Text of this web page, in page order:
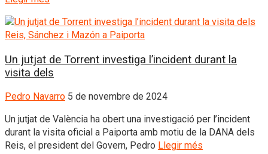
Un jutjat de Torrent investiga l’incident durant la
visita dels
Pedro Navarro 5 de novembre de 2024
Un jutjat de València ha obert una investigació per l’incident
durant la visita oficial a Paiporta amb motiu de la DANA dels
Reis, el president del Govern, Pedro Llegir més